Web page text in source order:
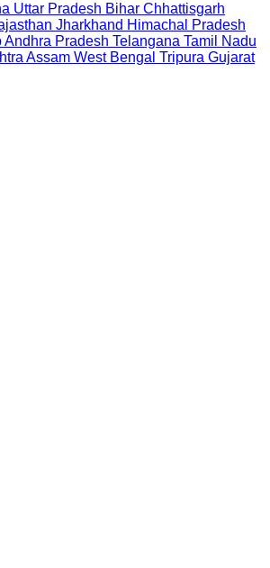
Uttar Pradesh Bihar Chhattisgarh
Jharkhand Himachal Pradesh
Andhra Pradesh Telangana Tamil Nadu
Assam West Bengal Tripura Gujarat